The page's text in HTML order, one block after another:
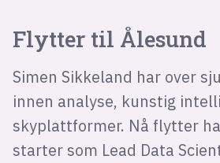
Flytter til Ålesund
Simen Sikkeland har over
innen analyse, kunstig
skyplattformer. Nå flytter
starter som Lead Data